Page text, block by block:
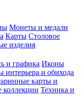
Монеты и медали
Карты Столовое
изделия
и графика Иконы
интерьера и обихода
карты и
коллекции Техника и